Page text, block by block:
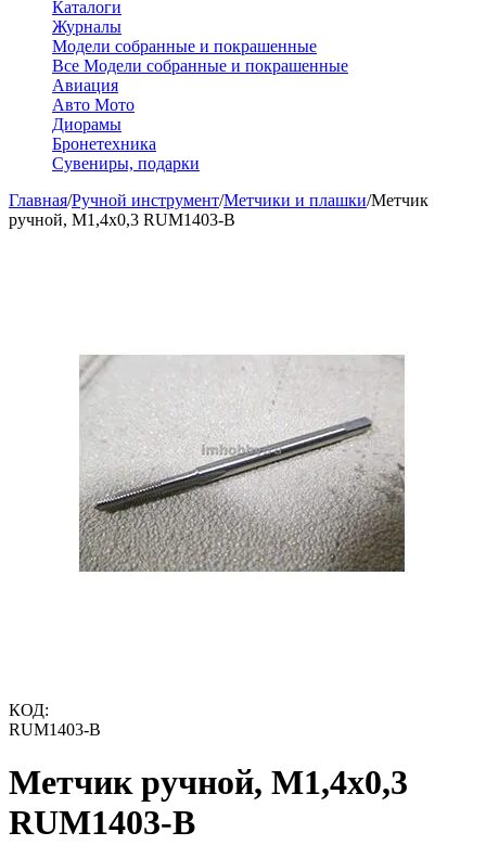
Каталоги
Журналы
Модели собранные и покрашенные
Все Модели собранные и покрашенные
Авиация
Авто Мото
Диорамы
Бронетехника
Сувениры, подарки
Главная/Ручной инструмент/Метчики и плашки/Метчик
ручной, М1,4х0,3 RUM1403-B
КОД:
RUM1403-B
Метчик ручной, М1,4х0,3
RUM1403-B